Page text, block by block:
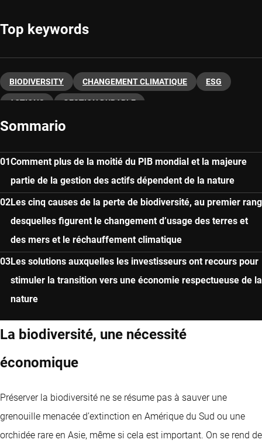
Top keywords
BIODIVERSITY CHANGEMENT CLIMATIQUE ESG
ACTIONS GESTION DURABLE
Sommario
Comment plus de la moitié du PIB mondial et la majeure
partie de la gestion des actifs dépendent de la nature
Les cinq causes de la perte de biodiversité, au premier rang
desquelles figurent le changement d’usage des terres et
des mers et le réchauffement climatique
Les solutions auxquelles les investisseurs ont recours pour
stimuler la transition vers une économie respectueuse de la
nature
La biodiversité, une nécessité
économique
Préserver la biodiversité ne se résume pas à sauver une
grenouille menacée d’extinction en Amérique du Sud ou une
orchidée rare en Asie, même si cela est important. On se rend de